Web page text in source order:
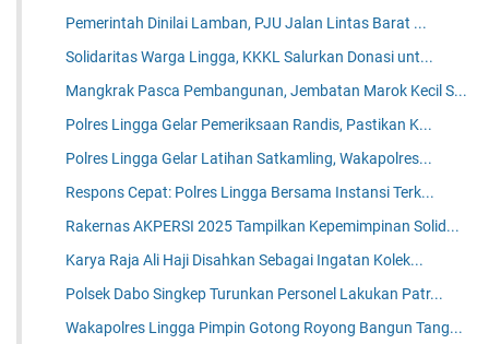
Pemerintah Dinilai Lamban, PJU Jalan Lintas Barat ...
Solidaritas Warga Lingga, KKKL Salurkan Donasi unt...
Mangkrak Pasca Pembangunan, Jembatan Marok Kecil S...
Polres Lingga Gelar Pemeriksaan Randis, Pastikan K...
Polres Lingga Gelar Latihan Satkamling, Wakapolres...
Respons Cepat: Polres Lingga Bersama Instansi Terk...
Rakernas AKPERSI 2025 Tampilkan Kepemimpinan Solid...
Karya Raja Ali Haji Disahkan Sebagai Ingatan Kolek...
Polsek Dabo Singkep Turunkan Personel Lakukan Patr...
Wakapolres Lingga Pimpin Gotong Royong Bangun Tang...